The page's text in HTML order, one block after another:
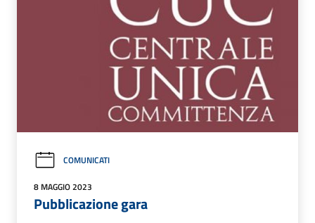
COMUNICATI
8 MAGGIO 2023
Pubblicazione gara